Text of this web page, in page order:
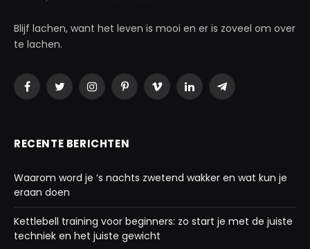
Blijf lachen, want het leven is mooi en er is zoveel om over
te lachen.
FacebookTwitterInstagramPinterestVimeoLinkedInTelegram
RECENTE BERICHTEN
Waarom word je ‘s nachts zwetend wakker en wat kun je
eraan doen
Kettlebell training voor beginners: zo start je met de juiste
techniek en het juiste gewicht